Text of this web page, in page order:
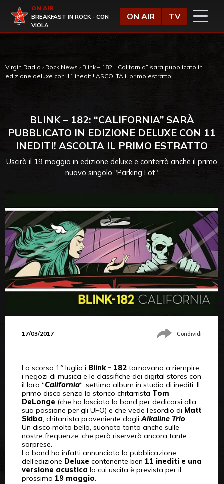
Virgin Radio
ON AIR
BREAKFAST IN ROCK - CON
VIOLA
ON AIR TV
Virgin Radio › Rock News › Blink – 182: “California” sarà pubblicato in
edizione deluxe con 11 inediti! ASCOLTA il primo estratto
BLINK – 182: “CALIFORNIA” SARÀ
PUBBLICATO IN EDIZIONE DELUXE CON 11
INEDITI! ASCOLTA IL PRIMO ESTRATTO
Uscirà il 19 maggio in edizione deluxe e conterrà anche il primo
nuovo singolo "Parking Lot"
17/03/2017 Condividi
Lo scorso 1° luglio i Blink – 182tornavano a riempire
i negozi di musica e le classifiche dei digital stores con
il loro “California“, settimo album in studio di inediti. Il
primo disco senza lo storico chitarrista Tom
DeLonge (che ha lasciato la band per dedicarsi alla
sua passione per gli UFO) e che vede l’esordio di Matt
Skiba, chitarrista proveniente dagliAlkaline Trio.
Un disco molto bello, suonato tanto anche sulle
nostre frequenze, che però riserverà ancora tante
sorprese.
La band ha infatti annunciato la pubblicazione
dell’edizione Deluxe contenente ben 11 inediti e una
versione acustica la cui uscita è prevista per il
prossimo 19 maggio.